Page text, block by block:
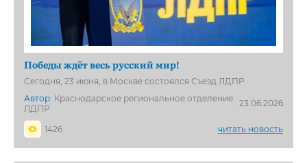
Победы ждёт весь русский мир!
Сегодня, 23 июня, в Москве состоялся Съезд ЛДПР
Автор: Краснодарское региональное отделение
ЛДПР
23.06.2026
1426 читать новость